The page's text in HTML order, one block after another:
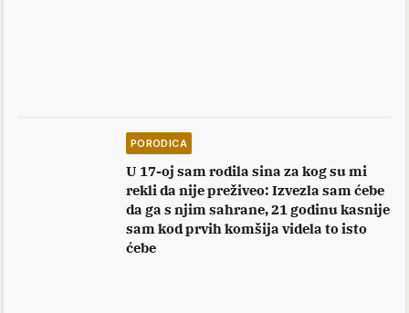
PORODICA
U 17-oj sam rodila sina za kog su mi
rekli da nije preživeo: Izvezla sam ćebe
da ga s njim sahrane, 21 godinu kasnije
sam kod prvih komšija videla to isto
ćebe